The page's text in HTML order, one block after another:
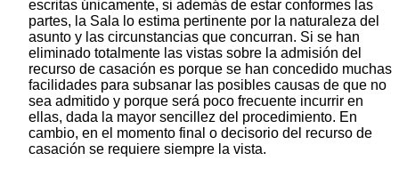
escritas únicamente, si además de estar conformes las
partes, la Sala lo estima pertinente por la naturaleza del
asunto y las circunstancias que concurran. Si se han
eliminado totalmente las vistas sobre la admisión del
recurso de casación es porque se han concedido muchas
facilidades para subsanar las posibles causas de que no
sea admitido y porque será poco frecuente incurrir en
ellas, dada la mayor sencillez del procedimiento. En
cambio, en el momento final o decisorio del recurso de
casación se requiere siempre la vista.